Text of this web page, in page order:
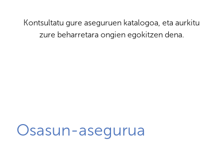
Kontsultatu gure aseguruen katalogoa, eta aurkitu
zure beharretara ongien egokitzen dena.
Osasun-asegurua